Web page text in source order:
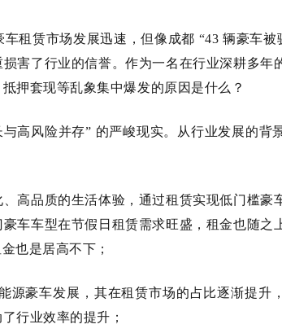
租赁市场发展迅速，但像成都 “43 辆豪车被
害了行业的信誉。作为一名在行业深耕多年
押套现等乱象集中爆发的原因是什么？
与高风险并存” 的严峻现实。从行业发展的背
、高品质的生活体验，通过租赁实现低门槛豪
车车型在节假日租赁需求旺盛，租金也随之
也是居高不下；
源豪车发展，其在租赁市场的占比逐渐提升
行业效率的提升；